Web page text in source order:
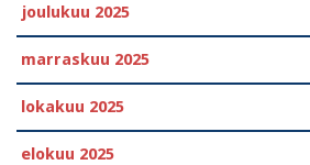
joulukuu 2025
marraskuu 2025
lokakuu 2025
elokuu 2025